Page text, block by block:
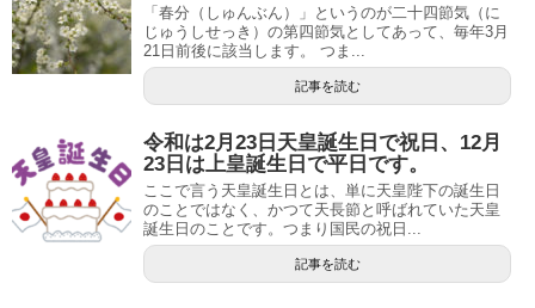
「春分（しゅんぶん）」というのが二十四節気（に
じゅうしせっき）の第四節気としてあって、毎年3月
21日前後に該当します。 つま...
記事を読む
令和は2月23日天皇誕生日で祝日、12月
23日は上皇誕生日で平日です。
ここで言う天皇誕生日とは、単に天皇陛下の誕生日
のことではなく、かつて天長節と呼ばれていた天皇
誕生日のことです。つまり国民の祝日...
記事を読む